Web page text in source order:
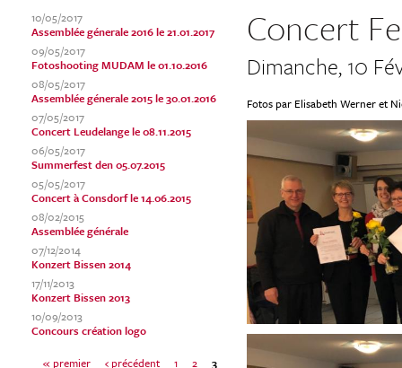
Vous
êtes
Concert
Dimanche, 10
Fotos par Elisabeth Werner et
10/05/2017
Assemblée génerale 2016 le 21.01.2017
09/05/2017
Fotoshooting MUDAM le 01.10.2016
08/05/2017
Assemblée génerale 2015 le 30.01.2016
07/05/2017
Concert Leudelange le 08.11.2015
06/05/2017
Summerfest den 05.07.2015
05/05/2017
Concert à Consdorf le 14.06.2015
08/02/2015
Assemblée générale
07/12/2014
Konzert Bissen 2014
17/11/2013
Konzert Bissen 2013
10/09/2013
Concours création logo
« premier ‹ précédent 1 2
3